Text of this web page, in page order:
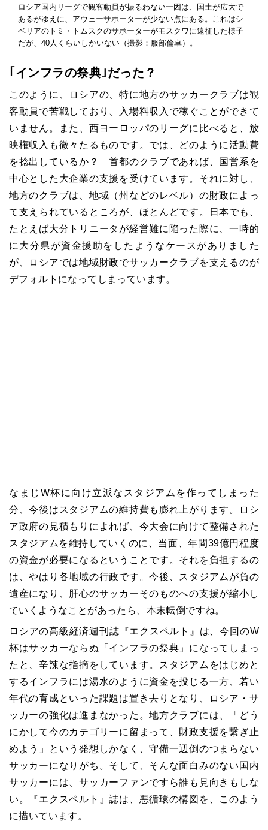
ロシア国内リーグで観客動員が振るわない一因は、国土が広大で
あるがゆえに、アウェーサポーターが少ない点にある。これはシ
ベリアのトミ・トムスクのサポーターがモスクワに遠征した様子
だが、40人くらいしかいない（撮影：服部倫卓）。
｢インフラの祭典｣だった？
このように、ロシアの、特に地方のサッカークラブは観
客動員で苦戦しており、入場料収入で稼ぐことができて
いません。また、西ヨーロッパのリーグに比べると、放
映権収入も微々たるものです。では、どのように活動費
を捻出しているか？ 首都のクラブであれば、国営系を
中心とした大企業の支援を受けています。それに対し、
地方のクラブは、地域（州などのレベル）の財政によっ
て支えられているところが、ほとんどです。日本でも、
たとえば大分トリニータが経営難に陥った際に、一時的
に大分県が資金援助をしたようなケースがありました
が、ロシアでは地域財政でサッカークラブを支えるのが
デフォルトになってしまっています。
なまじ W杯に向け立派なスタジアムを作ってしまった
分、今後はスタジアムの維持費も膨れ上がります。ロシ
ア政府の見積もりによれば、今大会に向けて整備された
スタジアムを維持していくのに、当面、年間39億円程度
の資金が必要になるということです。それを負担するの
は、やはり各地域の行政です。今後、スタジアムが負の
遺産になり、肝心のサッカーそのものへの支援が縮小し
ていくようなことがあったら、本末転倒ですね。
ロシアの高級経済週刊誌『エクスペルト』は、今回のW
杯はサッカーならぬ「インフラの祭典」になってしまっ
たと、辛辣な指摘をしています。スタジアムをはじめと
するインフラには湯水のように資金を投じる一方、若い
年代の育成といった課題は置き去りとなり、ロシア・サ
ッカーの強化は進まなかった。地方クラブには、「どう
にかして今のカテゴリーに留まって、財政支援を繋ぎ止
めよう」という発想しかなく、守備一辺倒のつまらない
サッカーになりがち。そして、そんな面白みのない国内
サッカーには、サッカーファンですら誰も見向きもしな
い。『エクスペルト』誌は、悪循環の構図を、このよう
に描いています。